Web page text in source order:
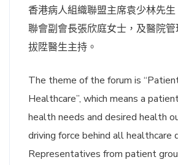
香港病人組織聯盟主席袁少林先
聯會副會長張欣庭女士，及醫院
拔陞醫生主持。
The theme of the forum is
Healthcare”, which means a
health needs and desired health
driving force behind all healthcare
Representatives from patient